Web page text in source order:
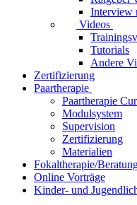
Interview
Videos
Tutorials
Andere
Zertifizierung
Paartherapie
Paartherapie
Modulsystem
Supervision
Zertifizierung
Materialien
Fokaltherapie/
Online Vorträge
Kinder- und